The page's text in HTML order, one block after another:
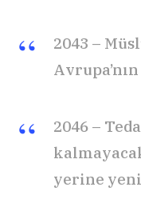
2043 –
2046 –
yerine